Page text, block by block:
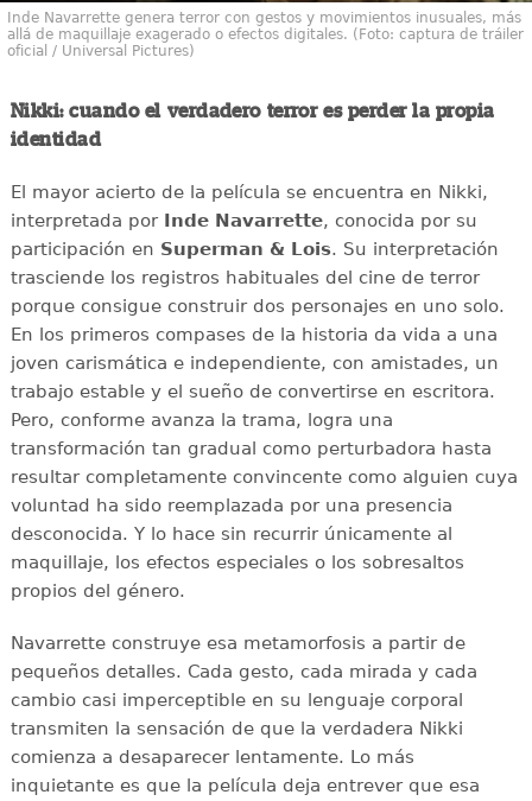
Inde Navarrette genera terror con gestos y movimientos inusuales, más
allá de maquillaje exagerado o efectos digitales. (Foto: captura de tráiler
oficial / Universal Pictures)
Nikki: cuando el verdadero terror es perder la propia
identidad
El mayor acierto de la película se encuentra en Nikki,
interpretada por Inde Navarrette, conocida por su
participación en Superman & Lois. Su interpretación
trasciende los registros habituales del cine de terror
porque consigue construir dos personajes en uno solo.
En los primeros compases de la historia da vida a una
joven carismática e independiente, con amistades, un
trabajo estable y el sueño de convertirse en escritora.
Pero, conforme avanza la trama, logra una
transformación tan gradual como perturbadora hasta
resultar completamente convincente como alguien cuya
voluntad ha sido reemplazada por una presencia
desconocida. Y lo hace sin recurrir únicamente al
maquillaje, los efectos especiales o los sobresaltos
propios del género.
Navarrette construye esa metamorfosis a partir de
pequeños detalles. Cada gesto, cada mirada y cada
cambio casi imperceptible en su lenguaje corporal
transmiten la sensación de que la verdadera Nikki
comienza a desaparecer lentamente. Lo más
inquietante es que la película deja entrever que esa